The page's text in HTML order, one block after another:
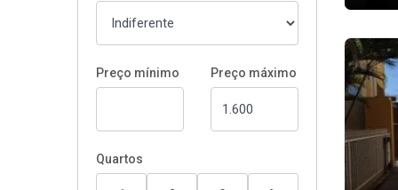
Preço mínimo Preço máximo
Quartos